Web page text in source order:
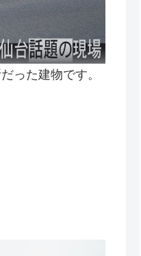
った建物です。